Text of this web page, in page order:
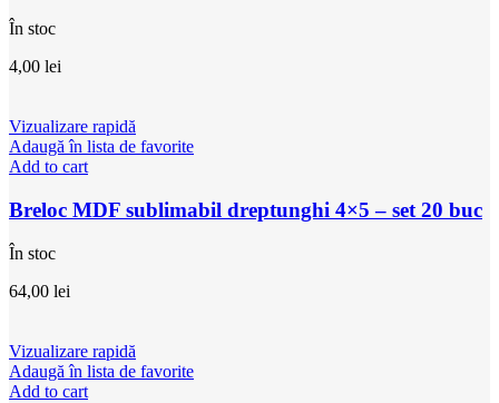
În stoc
4,00 lei
Vizualizare rapidă
Adaugă în lista de favorite
Add to cart
Breloc MDF sublimabil dreptunghi 4×5 – set 20 buc
În stoc
64,00 lei
Vizualizare rapidă
Adaugă în lista de favorite
Add to cart